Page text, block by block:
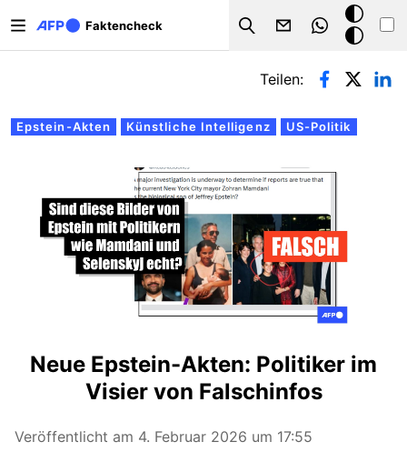
Faktencheck
Search
Dark
Mode
Primäre Reiter
Epstein-Akten Künstliche Intelligenz US-Politik
Teilen:
Neue Epstein-Akten: Politiker im
Visier von Falschinfos
Veröffentlicht am 4. Februar 2026 um 17:55